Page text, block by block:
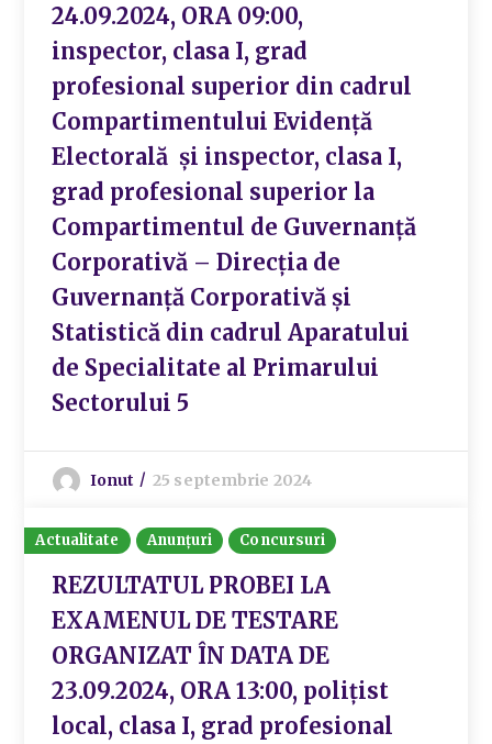
24.09.2024, ORA 09:00,
inspector, clasa I, grad
profesional superior din cadrul
Compartimentului Evidență
Electorală și inspector, clasa I,
grad profesional superior la
Compartimentul de Guvernanță
Corporativă – Direcția de
Guvernanță Corporativă și
Statistică din cadrul Aparatului
de Specialitate al Primarului
Sectorului 5
Ionut 25 septembrie 2024
Actualitate Anunțuri Concursuri
REZULTATUL PROBEI LA
EXAMENUL DE TESTARE
ORGANIZAT ÎN DATA DE
23.09.2024, ORA 13:00, polițist
local, clasa I, grad profesional